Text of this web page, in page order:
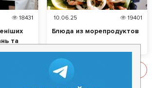
18431
та
10.06.25 19401
Блюда из морепродуктов
Показати все